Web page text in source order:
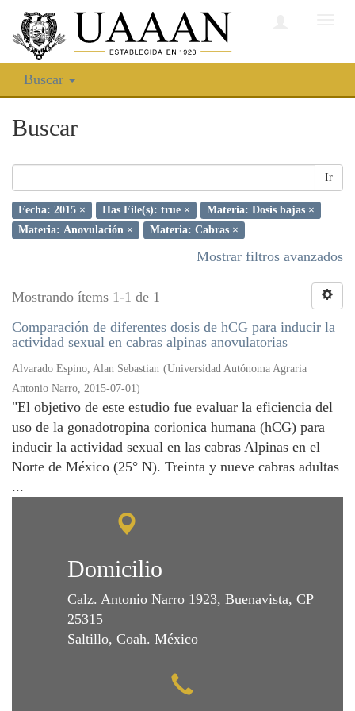
Buscar
Buscar
Ir
Fecha: 2015 × Has File(s): true ×
Materia: Dosis bajas ×
Materia: Anovulación ×
Materia: Cabras ×
Mostrar filtros avanzados
Mostrando ítems 1-1 de 1
Comparación de diferentes dosis de hCG para inducir la
actividad sexual en cabras alpinas anovulatorias
Alvarado Espino, Alan Sebastian (Universidad Autónoma Agraria
Antonio Narro, 2015-07-01)
"El objetivo de este estudio fue evaluar la eficiencia del
uso de la gonadotropina corionica humana (hCG) para
inducir la actividad sexual en las cabras Alpinas en el
Norte de México (25° N). Treinta y nueve cabras adultas
...
Domicilio
Calz. Antonio Narro 1923, Buenavista, CP
25315
Saltillo, Coah. México